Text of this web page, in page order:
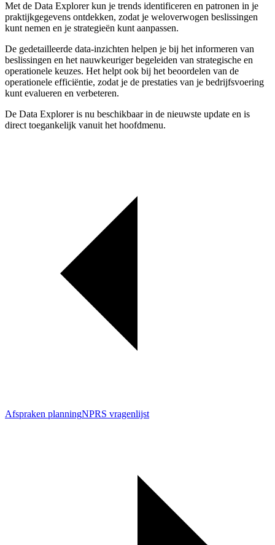
Met de Data Explorer kun je trends identificeren en patronen in je
praktijkgegevens ontdekken, zodat je weloverwogen beslissingen
kunt nemen en je strategieën kunt aanpassen.
De gedetailleerde data-inzichten helpen je bij het informeren van
beslissingen en het nauwkeuriger begeleiden van strategische en
operationele keuzes. Het helpt ook bij het beoordelen van de
operationele efficiëntie, zodat je de prestaties van je bedrijfsvoering
kunt evalueren en verbeteren.
De Data Explorer is nu beschikbaar in de nieuwste update en is
direct toegankelijk vanuit het hoofdmenu.
Afspraken planningNPRS vragenlijst